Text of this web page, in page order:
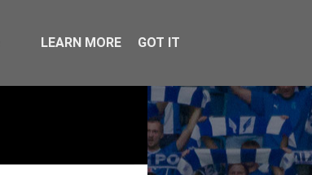
LEARN MORE GOT IT